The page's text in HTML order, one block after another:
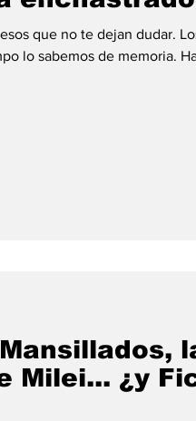
que no te dejan dudar.
lo sabemos de memoria.
Milei... ¿y